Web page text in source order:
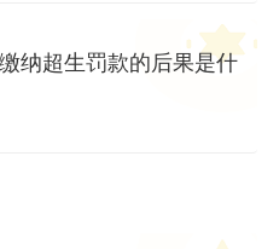
纳超生罚款的后果是什